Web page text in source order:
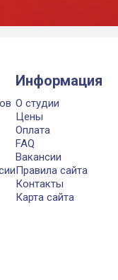
Информация
О студии
Цены
Оплата
FAQ
Вакансии
Правила сайта
Контакты
Карта сайта